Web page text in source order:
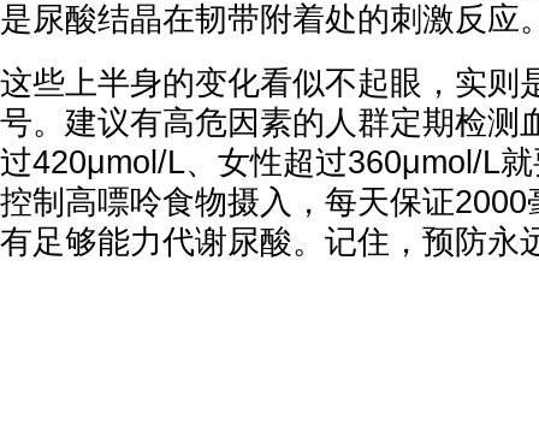
是尿酸结晶在韧带附着处的刺激反应
这些上半身的变化看似不起眼，实则
号。建议有高危因素的人群定期检测
过420μmol/L、女性超过360μmol/L
控制高嘌呤食物摄入，每天保证
有足够能力代谢尿酸。记住，预防永